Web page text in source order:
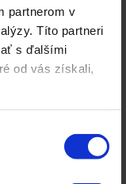
partnerom v
Títo partneri
s ďalšími
od vás získali,
snažia získať
od obetí pod
spoločnosťou